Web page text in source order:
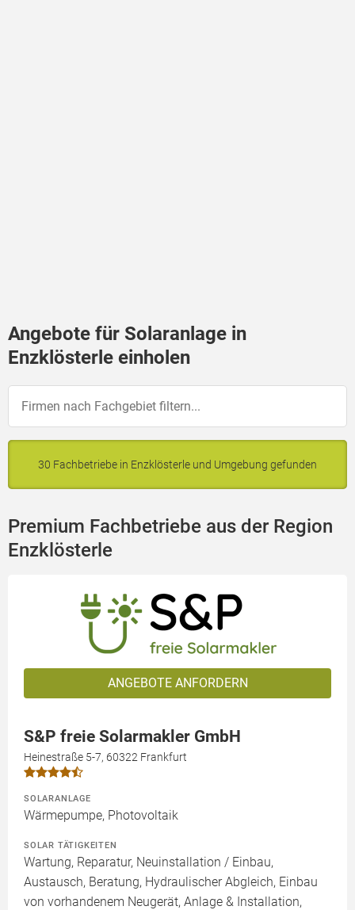
Angebote für Solaranlage in
Enzklösterle einholen
30 Fachbetriebe in Enzklösterle und Umgebung gefunden
Premium Fachbetriebe aus der Region
Enzklösterle
ANGEBOTE ANFORDERN
S&P freie Solarmakler GmbH
Heinestraße 5-7, 60322 Frankfurt
SOLARANLAGE
Wärmepumpe, Photovoltaik
SOLAR TÄTIGKEITEN
Wartung, Reparatur, Neuinstallation / Einbau,
Austausch, Beratung, Hydraulischer Abgleich, Einbau
von vorhandenem Neugerät, Anlage & Installation,